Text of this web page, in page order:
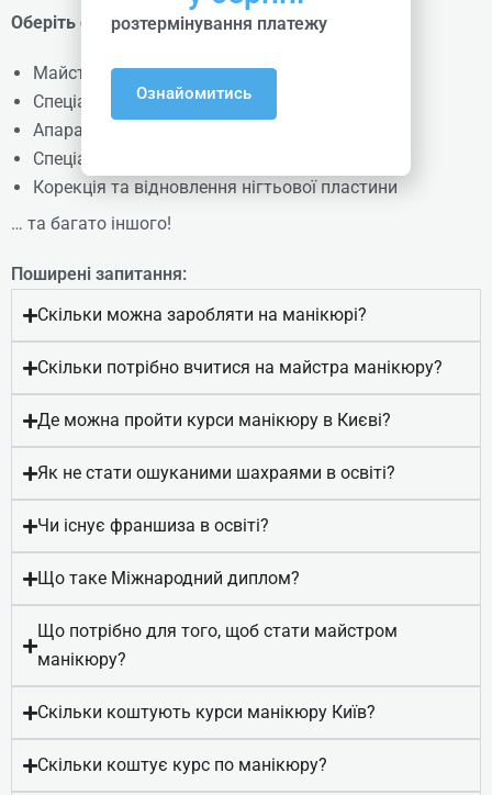
Корекційна система «Титанова
нитка»
Online | Offline
₴3315
Детальніше
Оберіть свій напрям:
Майстер манікюру та педикюру
Спеціаліст з нарощування нігтів
Апаратний манікюр
Спеціаліст-подолог
Корекція та відновлення нігтьової пластини
… та багато іншого!
Поширені запитання:
Скільки можна заробляти на манікюрі?
Скільки потрібно вчитися на майстра манікюру?
Де можна пройти курси манікюру в Києві?
Як не стати ошуканими шахраями в освіті?
Чи існує франшиза в освіті?
Що таке Міжнародний диплом?
Що потрібно для того, щоб стати майстром
манікюру?
Скільки коштують курси манікюру Київ?
Скільки коштує курс по манікюру?
розтермінування платежу
Ознайомитись